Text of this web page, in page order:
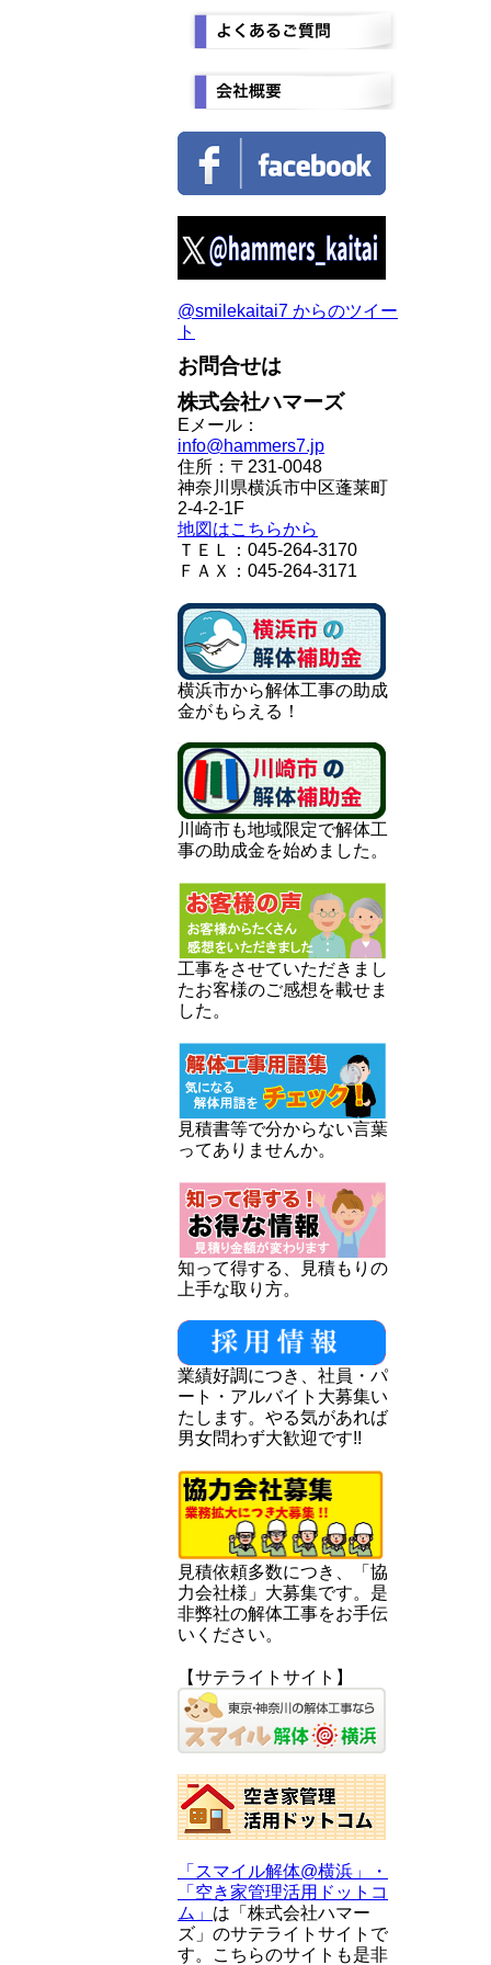
@smilekaitai7 からのツイー
ト
お問合せは
株式会社ハマーズ
Eメール：
info@hammers7.jp
住所：〒231-0048
神奈川県横浜市中区蓬莱町
2-4-2-1F
地図はこちらから
ＴＥＬ：045-264-3170
ＦＡＸ：045-264-3171
横浜市から解体工事の助成
金がもらえる！
川崎市も地域限定で解体工
事の助成金を始めました。
工事をさせていただきまし
たお客様のご感想を載せま
した。
見積書等で分からない言葉
ってありませんか。
知って得する、見積もりの
上手な取り方。
業績好調につき、社員・パ
ート・アルバイト大募集い
たします。やる気があれば
男女問わず大歓迎です!!
見積依頼多数につき、「協
力会社様」大募集です。是
非弊社の解体工事をお手伝
いください。
【サテライトサイト】
「スマイル解体@横浜」・
「空き家管理活用ドットコ
ム」 は「株式会社ハマー
ズ」のサテライトサイトで
す。こちらのサイトも是非